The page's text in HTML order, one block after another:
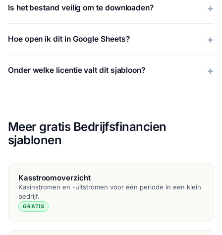
Is het bestand veilig om te downloaden?
Hoe open ik dit in Google Sheets?
Onder welke licentie valt dit sjabloon?
Meer gratis Bedrijfsfinancien
sjablonen
Kasstroomoverzicht
Kasinstromen en -uitstromen voor één periode in een klein
bedrijf.
GRATIS